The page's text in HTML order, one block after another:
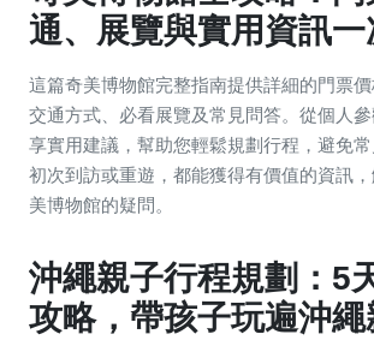
通、展覽與實用資訊
這篇奇美博物館完整指南提供詳細的門票價
交通方式、必看展覽及常見問答。從個人
享實用建議，幫助您輕鬆規劃行程，避免
初次到訪或重遊，都能獲得有價值的資訊
美博物館的疑問。
沖繩親子行程規劃：5
攻略，帶孩子玩遍沖